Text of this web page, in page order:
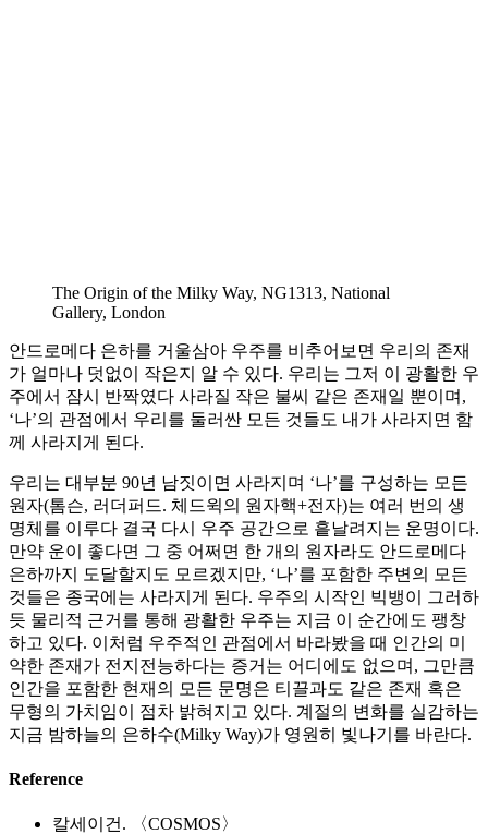
The Origin of the Milky Way, NG1313, National
Gallery, London
안드로메다 은하를 거울삼아 우주를 비추어보면 우리의 존재
가 얼마나 덧없이 작은지 알 수 있다. 우리는 그저 이 광활한 우
주에서 잠시 반짝였다 사라질 작은 불씨 같은 존재일 뿐이며,
‘나’의 관점에서 우리를 둘러싼 모든 것들도 내가 사라지면 함
께 사라지게 된다.
우리는 대부분 90년 남짓이면 사라지며 ‘나’를 구성하는 모든
원자(톰슨, 러더퍼드. 체드윅의 원자핵+전자)는 여러 번의 생
명체를 이루다 결국 다시 우주 공간으로 흩날려지는 운명이다.
만약 운이 좋다면 그 중 어쩌면 한 개의 원자라도 안드로메다
은하까지 도달할지도 모르겠지만, ‘나’를 포함한 주변의 모든
것들은 종국에는 사라지게 된다. 우주의 시작인 빅뱅이 그러하
듯 물리적 근거를 통해 광활한 우주는 지금 이 순간에도 팽창
하고 있다. 이처럼 우주적인 관점에서 바라봤을 때 인간의 미
약한 존재가 전지전능하다는 증거는 어디에도 없으며, 그만큼
인간을 포함한 현재의 모든 문명은 티끌과도 같은 존재 혹은
무형의 가치임이 점차 밝혀지고 있다. 계절의 변화를 실감하는
지금 밤하늘의 은하수(Milky Way)가 영원히 빛나기를 바란다.
Reference
칼세이건. 〈COSMOS〉